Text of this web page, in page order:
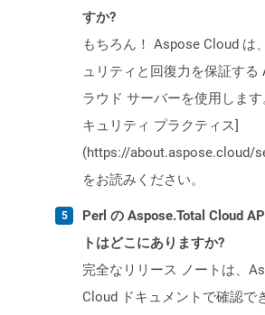
すか?
もちろん！ Aspose Cloud は
ュリティと回復力を保証する
ラウド サーバーを使用しま
キュリティ プラクティス]
(https://about.aspose.cloud/
をお読みください。
Perl の Aspose.Total Cloud
トはどこにありますか?
完全なリリース ノートは、
Cloud ドキュメントで確認で